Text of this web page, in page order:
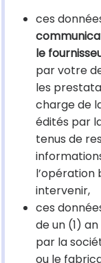
ces
le
par votre
les
charge de
édités par
tenus de
l’opération
intervenir,
ces
de un (1)
par la
ou le